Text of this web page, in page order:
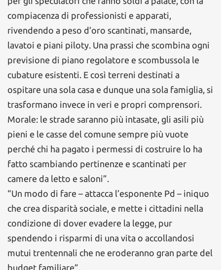
compiacenza di professionisti e apparati,
rivendendo a peso d’oro scantinati, mansarde,
lavatoi e piani piloty. Una prassi che scombina ogni
previsione di piano regolatore e scombussola le
cubature esistenti. E così terreni destinati a
ospitare una sola casa e dunque una sola famiglia, si
trasformano invece in veri e propri comprensori.
Morale: le strade saranno più intasate, gli asili più
pieni e le casse del comune sempre più vuote
perché chi ha pagato i permessi di costruire lo ha
fatto scambiando pertinenze e scantinati per
camere da letto e saloni”.
“Un modo di fare – attacca l’esponente Pd – iniquo
che crea disparità sociale, e mette i cittadini nella
condizione di dover evadere la legge, pur
spendendo i risparmi di una vita o accollandosi
mutui trentennali che ne eroderanno gran parte del
budget familiare”.